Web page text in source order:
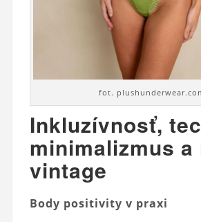
fot.
Inkluzívnosť,
minimalizmus a
vintage
Body positivity v praxi